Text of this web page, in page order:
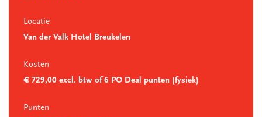
Locatie
Van der Valk Hotel Breukelen
Kosten
€ 729,00 excl. btw of 6 PO Deal punten (fysiek)
Punten